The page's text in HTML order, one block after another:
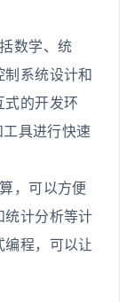
数学、统
系统设计和
的开发环
具进行快速
，可以方便
计分析等计
程，可以让